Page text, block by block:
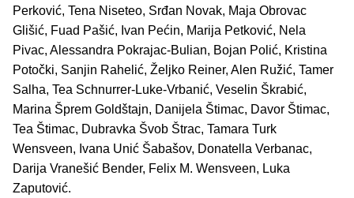
Perković, Tena Niseteo, Srđan Novak, Maja Obrovac
Glišić, Fuad Pašić, Ivan Pećin, Marija Petković, Nela
Pivac, Alessandra Pokrajac-Bulian, Bojan Polić, Kristina
Potočki, Sanjin Rahelić, Željko Reiner, Alen Ružić, Tamer
Salha, Tea Schnurrer-Luke-Vrbanić, Veselin Škrabić,
Marina Šprem Goldštajn, Danijela Štimac, Davor Štimac,
Tea Štimac, Dubravka Švob Štrac, Tamara Turk
Wensveen, Ivana Unić Šabašov, Donatella Verbanac,
Darija Vranešić Bender, Felix M. Wensveen, Luka
Zaputović.